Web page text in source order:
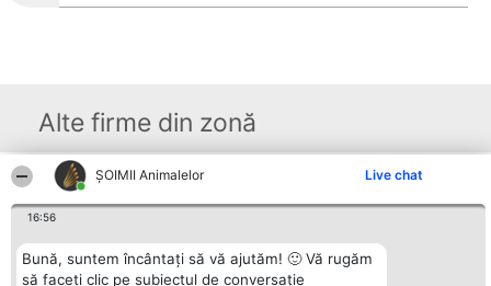
ŞOIMII Animalelor Live chat
16:56
Bună, suntem încântați să vă ajutăm! 🙂 Vă rugăm
să faceți clic pe subiectul de conversație
Alte firme din zonă
Organizator Ranking
BRIGHT SOLUTIONS BR SRL
Sc. A Et. 4 Ap. 13 Cod 061952
București
CUI 36737675
Câștigătorii
Laureaților
Reguli
Statut
Contact